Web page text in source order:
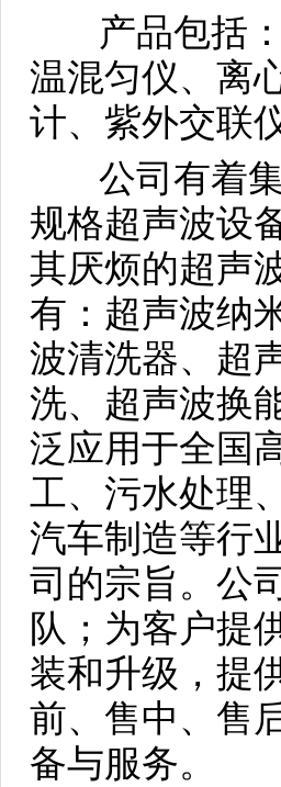
产品包括：
温混匀仪、离
计、紫外交联
公司有着集
规格超声波设
其厌烦的超声
有：超声波纳
波清洗器、超
洗、超声波换
泛应用于全国
工、污水处理
汽车制造等行
司的宗旨。公
队；为客户提
装和升级，提
前、售中、售
备与服务。